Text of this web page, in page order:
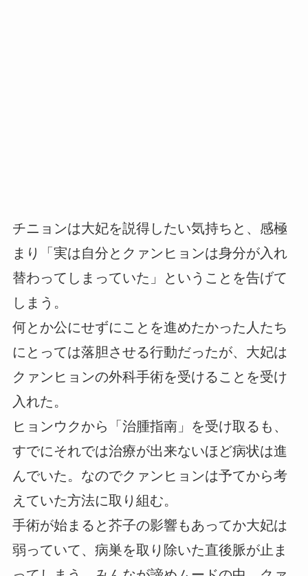
チニョンは大妃を説得したい気持ちと、感極
まり「実は自分とクァンヒョンは身分が入れ
替わってしまっていた」ということを告げて
しまう。
何とか公にせずにことを進めたかった人たち
にとっては落胆させる行動だったが、大妃は
クァンヒョンの外科手術を受けることを受け
入れた。
ヒョンウクから「治腫指南」を受け取るも、
すでにそれでは治療が出来ないほど病状は進
んでいた。なのでクァンヒョンは予てから考
えていた方法に取り組む。
手術が始まると芥子の影響もあってか大妃は
弱っていて、病巣を取り除いた直後脈が止ま